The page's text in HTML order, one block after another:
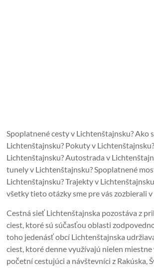
Spoplatnené cesty v Lichtenštajnsku? Ako
Lichtenštajnsku? Pokuty v
Lichtenštajnsku? Autostrada v
tunely v Lichtenštajnsku? Spoplatnené
Lichtenštajnsku? Trajekty v
všetky tieto otázky sme pre vás zozbierali
Cestná sieť Lichtenštajnska pozostáva z
ciest, ktoré sú súčasťou oblasti
toho jedenásť obcí Lichtenštajnska
ciest, ktoré denne využívajú nielen miestne
početní cestujúci a návštevníci z Rakúska,